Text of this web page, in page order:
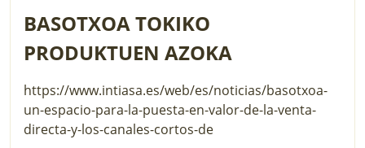
BASOTXOA TOKIKO
PRODUKTUEN AZOKA
https://www.intiasa.es/web/es/noticias/basotxoa-
un-espacio-para-la-puesta-en-valor-de-la-venta-
directa-y-los-canales-cortos-de